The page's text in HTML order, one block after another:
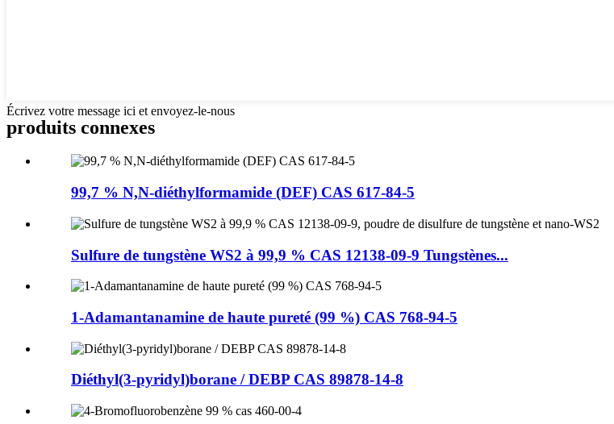
Écrivez votre message ici et envoyez-le-nous
produits connexes
99,7 % N,N-diéthylformamide (DEF) CAS 617-84-5
Sulfure de tungstène WS2 à 99,9 % CAS 12138-09-9 Tungstènes...
1-Adamantanamine de haute pureté (99 %) CAS 768-94-5
Diéthyl(3-pyridyl)borane / DEBP CAS 89878-14-8